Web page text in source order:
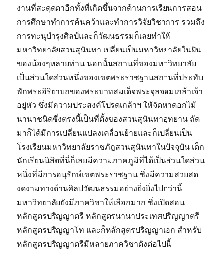
งานที่สะดุดตาอีกทั้งที่เกิดขึ้นจากด้านการเรียนการสอน
การศึกษาทำการค้นคว้าและทำการวิจัยวิชาการ รวมถึง
การทะนุบำรุงศิลป์และก็วัฒนธรรมก็เลยทำให้
มหาวิทยาลัยสวนสุนันทา เปลี่ยนเป็นมหาวิทยาลัยในฝัน
ของน้องๆหลายท่าน นอกนั้นสถานที่ของมหาวิทยาลัย
เป็นส่วนใดส่วนหนึ่งของเขตพระราชฐานสถานที่ประทับ
พักพระอิริยาบถของพระบาทสมเด็จพระจุลจอมเกล้าเจ้า
อยู่หัว ซึ่งมีความประสงค์โปรดเกล้าฯ ให้จัดหาดอกไม้
นานาชนิดซึ่งตรงนี้เป็นที่ตั้งของสวนสุนันทาอุทยาน ถัด
มาก็ได้มีการเปลี่ยนแปลงเคลื่อนย้ายและก็เปลี่ยนเป็น
โรงเรียนมหาวิทยาลัยราชภัฏสวนสุนันทาในปัจจุบัน เด็ก
นักเรียนนิสิตที่นี่ก็เลยมีความภาคภูมิที่ได้เป็นส่วนใดส่วน
หนึ่งที่มีการอนุรักษ์เขตพระราชฐาน ซึ่งมีความสวยสด
งดงามทางด้านศิลปวัฒนธรรมอย่างยิ่งยิ่งไปกว่านี้
มหาวิทยาลัยยังมีภาควิชาให้เลือกมาก ซึ่งเปิดสอน
หลักสูตรปริญญาตรี หลักสูตรนานาประเทศปริญญาตรี
หลักสูตรปริญญาโท และก็หลักสูตรปริญญาเอก สำหรับ
หลักสูตรปริญญาตรีมีหลายภาควิชาดังต่อไปนี้